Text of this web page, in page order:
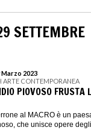
SETTEMBRE
Marzo 2023
ARTE CONTEMPORANEA
PIOVOSO FRUSTA
al MACRO è un
che unisce opere